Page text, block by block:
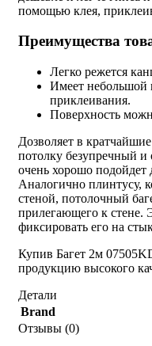
помощью клея,
Преимущества
Легко режется
Имеет небольшой
приклеивания.
Поверхность
Дозволяет в
потолку безупречный и
очень хорошо подойдет
Аналогично плинтусу,
стеной, потолочный
прилегающего к стене.
фиксировать его на
Купив Багет 2м
продукцию высокого
Детали
Brand
Отзывы (0)